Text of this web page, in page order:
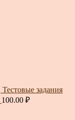
Тестовые задания
100.00 ₽